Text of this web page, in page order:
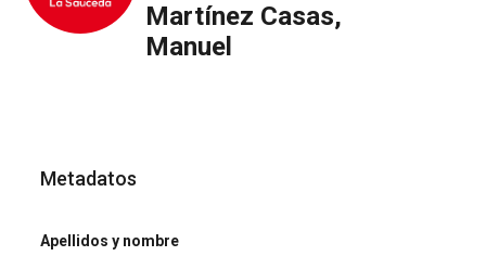
Martínez Casas,
Manuel
Metadatos
Apellidos y nombre